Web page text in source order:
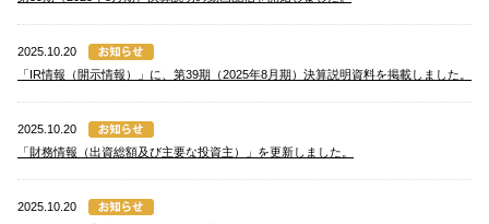
2025.10.20
「IR情報（開示情報）」に、第39期（2025年8月期）決算説明資料を掲載しました。
2025.10.20
「財務情報（出資総額及び主要な投資主）」を更新しました。
2025.10.20